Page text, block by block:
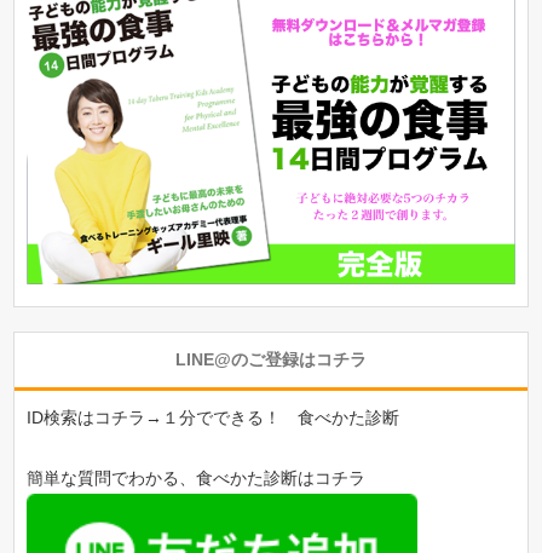
LINE@のご登録はコチラ
ID検索はコチラ→１分でできる！ 食べかた診断
簡単な質問でわかる、食べかた診断はコチラ